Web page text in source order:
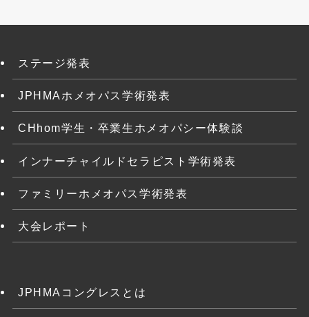
ステージ発表
JPHMAホメオパス学術発表
CHhom学生・卒業生ホメオパシー体験談
インナーチャイルドセラピスト学術発表
ファミリーホメオパス学術発表
大会レポート
JPHMAコングレスとは